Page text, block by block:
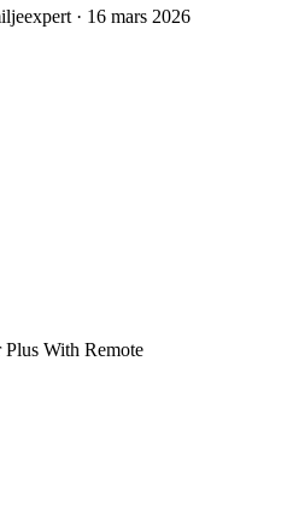
· 16 mars 2026
Plus With Remote